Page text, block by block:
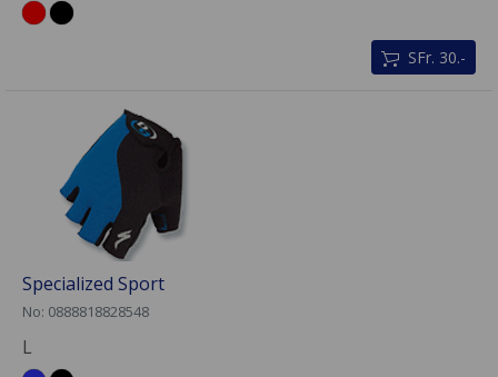
SFr. 30.-
Specialized Sport
No: 0888818828548
L